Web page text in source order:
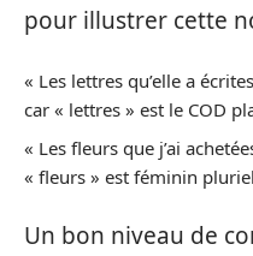
pour illustrer cette
« Les lettres qu’elle a
car « lettres » est le COD
« Les fleurs que j’ai
« fleurs » est féminin
Un bon niveau de